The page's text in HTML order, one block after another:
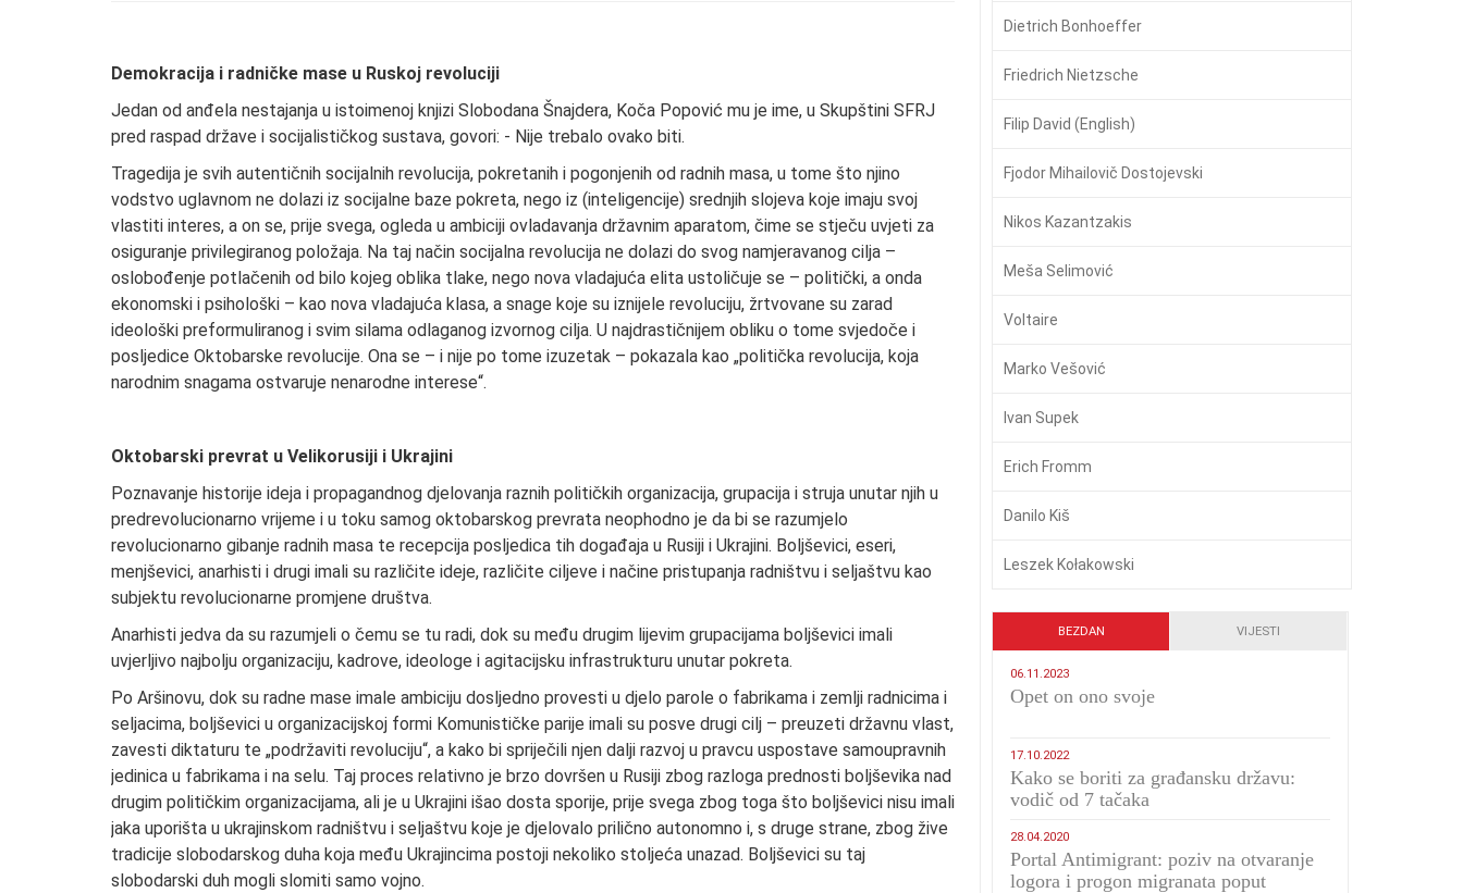
Demokracija i radničke mase u Ruskoj revoluciji
Jedan od anđela nestajanja u istoimenoj knjizi Slobodana Šnajdera, Koča Popović mu je ime, u Skupštini SFRJ
pred raspad države i socijalističkog sustava, govori: - Nije trebalo ovako biti.
Tragedija je svih autentičnih socijalnih revolucija, pokretanih i pogonjenih od radnih masa, u tome što njino
vodstvo uglavnom ne dolazi iz socijalne baze pokreta, nego iz (inteligencije) srednjih slojeva koje imaju svoj
vlastiti interes, a on se, prije svega, ogleda u ambiciji ovladavanja državnim aparatom, čime se stječu uvjeti za
osiguranje privilegiranog položaja. Na taj način socijalna revolucija ne dolazi do svog namjeravanog cilja –
oslobođenje potlačenih od bilo kojeg oblika tlake, nego nova vladajuća elita ustoličuje se – politički, a onda
ekonomski i psihološki – kao nova vladajuća klasa, a snage koje su iznijele revoluciju, žrtvovane su zarad
ideološki preformuliranog i svim silama odlaganog izvornog cilja. U najdrastičnijem obliku o tome svjedoče i
posljedice Oktobarske revolucije. Ona se – i nije po tome izuzetak – pokazala kao „politička revolucija, koja
narodnim snagama ostvaruje nenarodne interese“.
Oktobarski prevrat u Velikorusiji i Ukrajini
Poznavanje historije ideja i propagandnog djelovanja raznih političkih organizacija, grupacija i struja unutar njih u
predrevolucionarno vrijeme i u toku samog oktobarskog prevrata neophodno je da bi se razumjelo
revolucionarno gibanje radnih masa te recepcija posljedica tih događaja u Rusiji i Ukrajini. Boljševici, eseri,
menjševici, anarhisti i drugi imali su različite ideje, različite ciljeve i načine pristupanja radništvu i seljaštvu kao
subjektu revolucionarne promjene društva.
Anarhisti jedva da su razumjeli o čemu se tu radi, dok su među drugim lijevim grupacijama boljševici imali
uvjerljivo najbolju organizaciju, kadrove, ideologe i agitacijsku infrastrukturu unutar pokreta.
Po Aršinovu, dok su radne mase imale ambiciju dosljedno provesti u djelo parole o fabrikama i zemlji radnicima i
seljacima, boljševici u organizacijskoj formi Komunističke parije imali su posve drugi cilj – preuzeti državnu vlast,
zavesti diktaturu te „podržaviti revoluciju“, a kako bi spriječili njen dalji razvoj u pravcu uspostave samoupravnih
jedinica u fabrikama i na selu. Taj proces relativno je brzo dovršen u Rusiji zbog razloga prednosti boljševika nad
drugim političkim organizacijama, ali je u Ukrajini išao dosta sporije, prije svega zbog toga što boljševici nisu imali
jaka uporišta u ukrajinskom radništvu i seljaštvu koje je djelovalo prilično autonomno i, s druge strane, zbog žive
tradicije slobodarskog duha koja među Ukrajincima postoji nekoliko stoljeća unazad. Boljševici su taj
slobodarski duh mogli slomiti samo vojno.
Dietrich Bonhoeffer
Friedrich Nietzsche
Filip David (English)
Fjodor Mihailovič Dostojevski
Nikos Kazantzakis
Meša Selimović
Voltaire
Marko Vešović
Ivan Supek
Erich Fromm
Danilo Kiš
Leszek Kołakowski
BEZDAN VIJESTI
06.11.2023
​Opet on ono svoje
17.10.2022
Kako se boriti za građansku državu:
vodič od 7 tačaka
28.04.2020
Portal Antimigrant: poziv na otvaranje
logora i progon migranata poput